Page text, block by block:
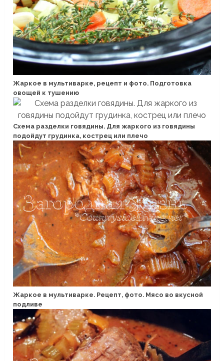
Жаркое в мультиварке, рецепт и фото. Подготовка
овощей к тушению
Схема разделки говядины. Для жаркого из говядины
подойдут грудинка, кострец или плечо
Жаркое в мультиварке. Рецепт, фото. Мясо во вкусной
подливе